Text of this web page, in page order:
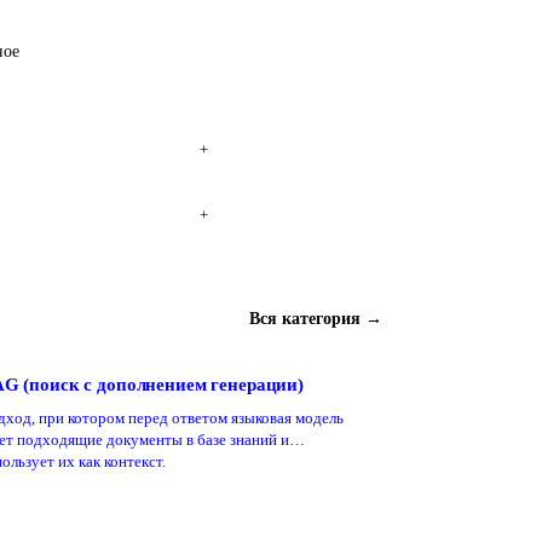
+
+
Вся категория →
(поиск с дополнением генерации)
при котором перед ответом языковая модель
подходящие документы в базе знаний и
их как контекст.